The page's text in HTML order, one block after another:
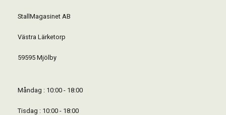
StallMagasinet AB
Västra Lärketorp
59595 Mjölby
Måndag : 10:00 - 18:00
Tisdag : 10:00 - 18:00